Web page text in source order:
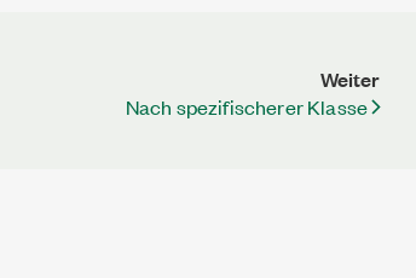
Weiter
Nach spezifischerer Klasse